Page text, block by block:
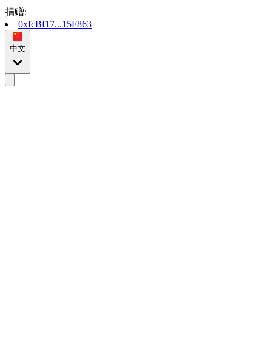
捐赠:
0xfcBf17...15F863
中文